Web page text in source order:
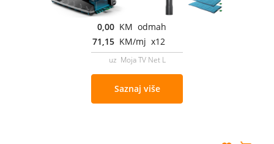
0,00 KM odmah
71,15 KM/mj x12
uz Moja TV Net L
Saznaj više